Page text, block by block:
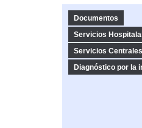
Documentos
Servicios
Servicios
Diagnóstico por la